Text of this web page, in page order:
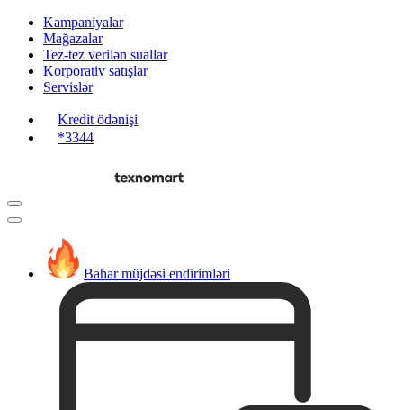
Kampaniyalar
Mağazalar
Tez-tez verilən suallar
Korporativ satışlar
Servislər
Kredit ödənişi
*3344
Bahar müjdəsi endirimləri